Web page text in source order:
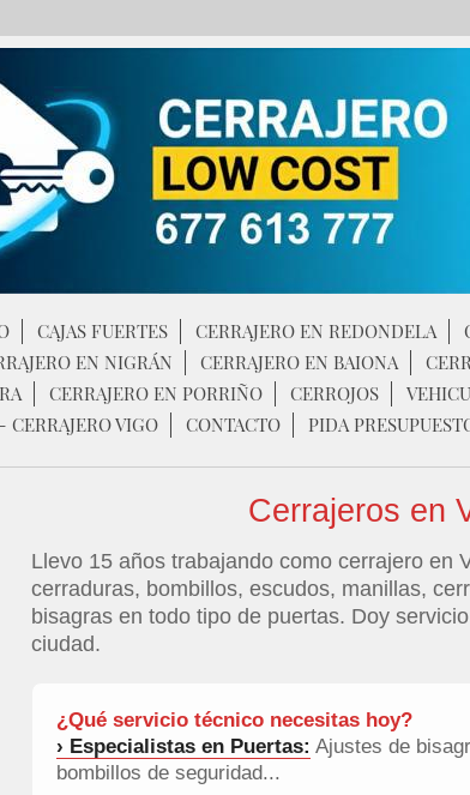
CAJAS FUERTES CERRAJERO EN REDONDELA
EN NIGRÁN CERRAJERO EN BAIONA
CERRAJERO EN PORRIÑO CERROJOS
CERRAJERO VIGO
CONTACTO PIDA
Cerrajeros en
Llevo 15 años trabajando como cerrajero en
cerraduras, bombillos, escudos, manillas,
bisagras en todo tipo de puertas. Doy
ciudad.
¿Qué servicio técnico necesitas hoy?
› Especialistas en Puertas: Ajustes de
bombillos de seguridad...